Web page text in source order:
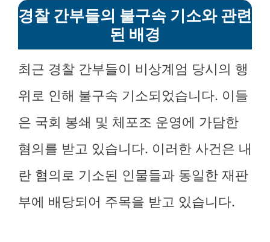
경찰 간부들의 불구속 기소와 관련
된 배경
최근 경찰 간부들이 비상계엄 당시의 행
위로 인해 불구속 기소되었습니다. 이들
은 국회 봉쇄 및 체포조 운영에 가담한
혐의를 받고 있습니다. 이러한 사건은 내
란 혐의로 기소된 인물들과 동일한 재판
부에 배당되어 주목을 받고 있습니다.